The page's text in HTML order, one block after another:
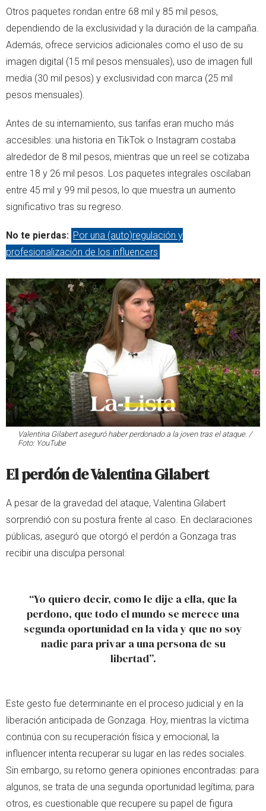
Otros paquetes rondan entre 68 mil y 85 mil pesos,
dependiendo de la exclusividad y la duración de la campaña.
Además, ofrece servicios adicionales como el uso de su
imagen digital (15 mil pesos mensuales), uso de imagen full
media (30 mil pesos) y exclusividad con marca (25 mil
pesos mensuales).
Antes de su internamiento, sus tarifas eran mucho más
accesibles: una historia en TikTok o Instagram costaba
alrededor de 8 mil pesos, mientras que un reel se cotizaba
entre 18 y 26 mil pesos. Los paquetes integrales oscilaban
entre 45 mil y 99 mil pesos, lo que muestra un aumento
significativo tras su regreso.
No te pierdas: Por una (auto)regulación y
profesionalización de los influencers
Valentina Gilabert aseguró haber perdonado a la joven tras el ataque. /
Foto: YouTube
El perdón de Valentina Gilabert
A pesar de la gravedad del ataque, Valentina Gilabert
sorprendió con su postura frente al caso. En declaraciones
públicas, aseguró que otorgó el perdón a Gonzaga tras
recibir una disculpa personal:
“Yo quiero decir, como le dije a ella, que la
perdono, que todo el mundo se merece una
segunda oportunidad en la vida y que no soy
nadie para privar a una persona de su
libertad”.
Este gesto fue determinante en el proceso judicial y en la
liberación anticipada de Gonzaga. Hoy, mientras la víctima
continúa con su recuperación física y emocional, la
influencer intenta recuperar su lugar en las redes sociales.
Sin embargo, su retorno genera opiniones encontradas: para
algunos, se trata de una segunda oportunidad legítima; para
otros, es cuestionable que recupere su papel de figura